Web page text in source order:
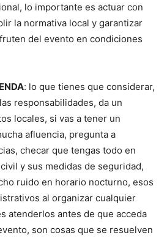
lo importante es actuar con
la normativa local y garantizar
del evento en condiciones
: lo que tienes que considerar,
responsabilidades, da un
locales, si vas a tener un
afluencia, pregunta a
checar que tengas todo en
y sus medidas de seguridad,
ruido en horario nocturno, esos
al organizar cualquier
atenderlos antes de que acceda
son cosas que se resuelven